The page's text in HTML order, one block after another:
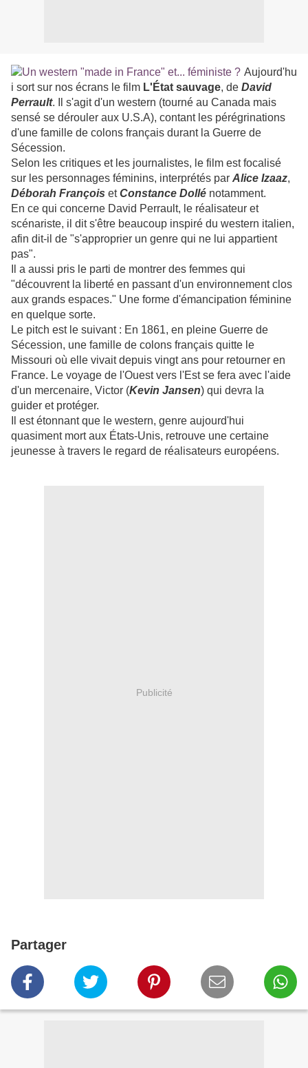
Aujourd'hu
i sort sur nos écrans le film L'État sauvage, de David
Perrault. Il s'agit d'un western (tourné au Canada mais
sensé se dérouler aux U.S.A), contant les pérégrinations
d'une famille de colons français durant la Guerre de
Sécession.
Selon les critiques et les journalistes, le film est focalisé
sur les personnages féminins, interprétés par Alice Izaaz,
Déborah François etConstance Dollé notamment.
En ce qui concerne David Perrault, le réalisateur et
scénariste, il dit s'être beaucoup inspiré du western italien,
afin dit-il de "s'approprier un genre qui ne lui appartient
pas".
Il a aussi pris le parti de montrer des femmes qui
"découvrent la liberté en passant d'un environnement clos
aux grands espaces." Une forme d'émancipation féminine
en quelque sorte.
Le pitch est le suivant : En 1861, en pleine Guerre de
Sécession, une famille de colons français quitte le
Missouri où elle vivait depuis vingt ans pour retourner en
France. Le voyage de l'Ouest vers l'Est se fera avec l'aide
d'un mercenaire, Victor (Kevin Jansen) qui devra la
guider et protéger.
Il est étonnant que le western, genre aujourd'hui
quasiment mort aux États-Unis, retrouve une certaine
jeunesse à travers le regard de réalisateurs européens.
Publicité
Partager